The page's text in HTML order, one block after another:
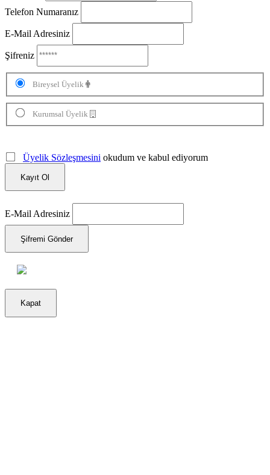
Telefon Numaranız
E-Mail Adresiniz
Şifreniz
Bireysel Üyelik
Kurumsal Üyelik
Üyelik Sözleşmesini okudum ve kabul ediyorum
Kayıt Ol
E-Mail Adresiniz
Şifremi Gönder
Kapat